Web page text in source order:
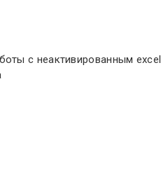
с неактивированным